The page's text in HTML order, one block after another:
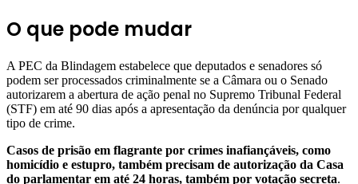
O que pode mudar
A PEC da Blindagem estabelece que deputados e senadores só
podem ser processados criminalmente se a Câmara ou o Senado
autorizarem a abertura de ação penal no Supremo Tribunal Federal
(STF) em até 90 dias após a apresentação da denúncia por qualquer
tipo de crime.
Casos de prisão em flagrante por crimes inafiançáveis, como
homicídio e estupro, também precisam de autorização da Casa
do parlamentar em até 24 horas, também por votação secreta.